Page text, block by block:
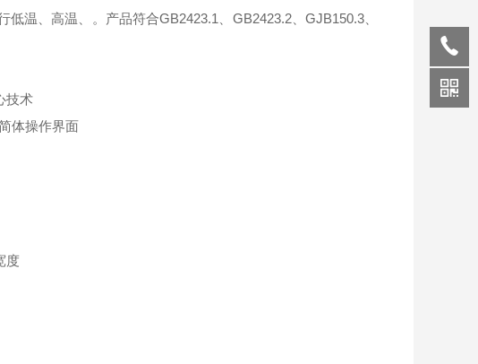
温、高温、。产品符合GB2423.1、GB2423.2、GJB150.3、
技术
体操作界面
度